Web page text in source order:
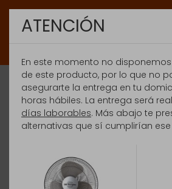
ATENCIÓN
En este momento no
de este producto, por lo que no
asegurarte la entrega en tu
horas hábiles. La entrega será
días laborables. Más abajo te
alternativas que sí cumplirían